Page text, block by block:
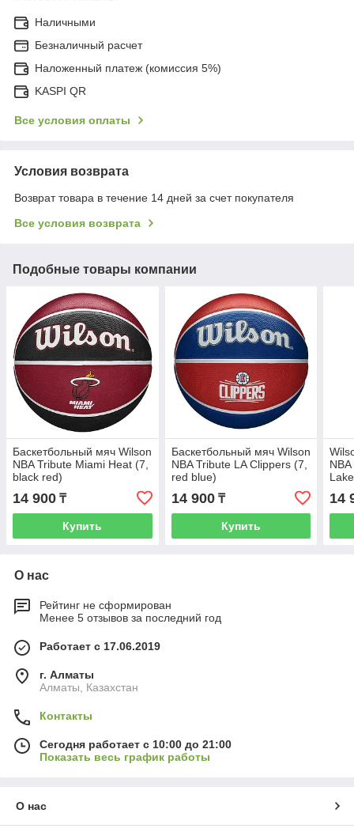
Наличными
Безналичный расчет
Наложенный платеж (комиссия 5%)
KASPI QR
Все условия оплаты
Условия возврата
Возврат товара в течение 14 дней за счет покупателя
Все условия возврата
Подобные товары компании
Баскетбольный мяч Wilson
NBA Tribute Miami Heat (7,
black red)
14 900 ₸
Купить
Баскетбольный мяч Wilson
NBA Tribute LA Clippers (7,
red blue)
14 900₸
Купить
14
О нас
Рейтинг не сформирован
Менее 5 отзывов за последний год
Работает с 17.06.2019
г. Алматы
Алматы, Казахстан
Контакты
Сегодня работает с 10:00 до 21:00
Показать весь график работы
О нас